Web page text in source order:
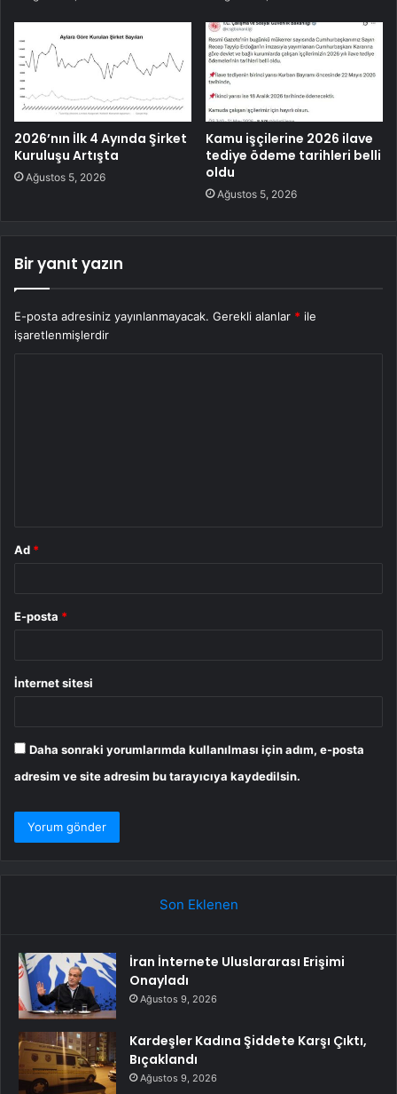
2026’nın İlk 4 Ayında Şirket
Kuruluşu Artışta
Ağustos 5, 2026
Kamu işçilerine 2026 ilave
tediye ödeme tarihleri belli
oldu
Ağustos 5, 2026
Bir yanıt yazın
E-posta adresiniz yayınlanmayacak. Gerekli alanlar * ile
işaretlenmişlerdir
Ad *
E-posta *
İnternet sitesi
Daha sonraki yorumlarımda kullanılması için adım, e-posta
adresim ve site adresim bu tarayıcıya kaydedilsin.
Son Eklenen
İran İnternete Uluslararası Erişimi
Onayladı
Ağustos 9, 2026
Kardeşler Kadına Şiddete Karşı Çıktı,
Bıçaklandı
Ağustos 9, 2026